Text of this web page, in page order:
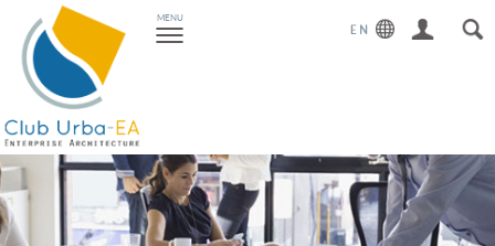
Toggle
navigation
MENU